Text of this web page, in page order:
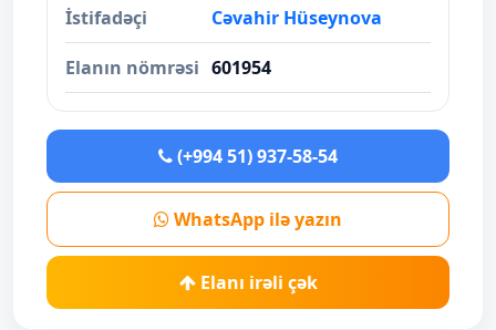
İstifadəçi Cəvahir Hüseynova
Elanın nömrəsi 601954
(+994 51) 937-58-54
WhatsApp ilə yazın
Elanı irəli çək